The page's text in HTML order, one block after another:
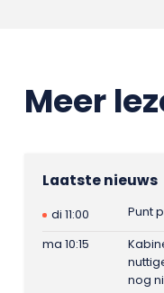
Meer
Laatste nieuws
di 11:00
Punt
ma 10:15
nog